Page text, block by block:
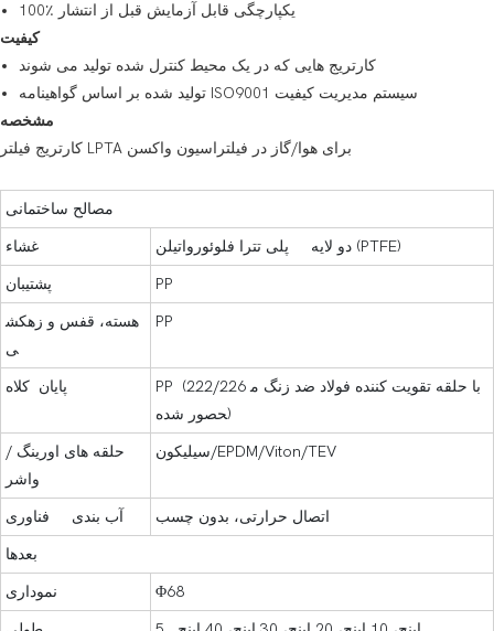
100٪ یکپارچگی قابل آزمایش قبل از انتشار
کیفیت
کارتریج هایی که در یک محیط کنترل شده تولید می شوند
تولید شده بر اساس گواهینامه ISO9001 سیستم مدیریت کیفیت
مشخصه
کارتریج فیلتر LPTA برای هوا/گاز در فیلتراسیون واکسن
مصالح ساختمانی
غشاء
دو لایه پلی تترا فلوئورواتیلن (PTFE)
PP
هسته، قفس و زهکش
ی
PP
پایان کلاه
PP (222/226 با حلقه تقویت کننده فولاد ضد زنگ م
حصور شده)
حلقه های اورینگ /
واشر
سیلیکون/EPDM/Viton/TEV
آب بندی فناوری
اتصال حرارتی، بدون چسب
بعدها
نموداری
Φ68